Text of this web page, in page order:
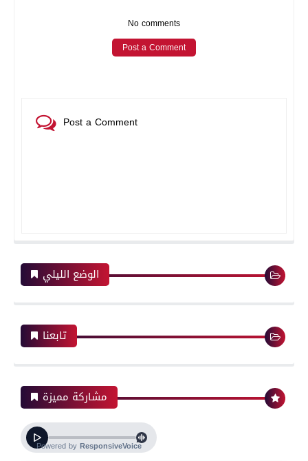
No comments
Post a Comment
Post a Comment
الوضع الليلي
تابعنا
مشاركة مميزة